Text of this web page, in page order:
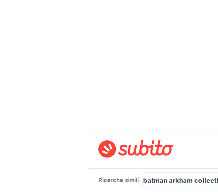
Ricerche simili batman arkham